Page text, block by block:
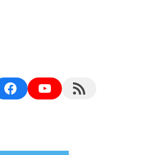
FacebookYouTubeRSS Feed